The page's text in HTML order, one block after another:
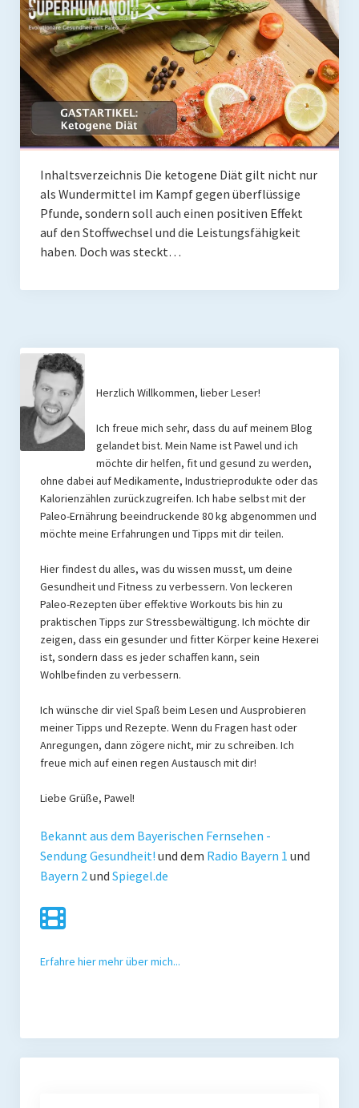
Inhaltsverzeichnis Die ketogene Diät gilt nicht nur
als Wundermittel im Kampf gegen überflüssige
Pfunde, sondern soll auch einen positiven Effekt
auf den Stoffwechsel und die Leistungsfähigkeit
haben. Doch was steckt…
Herzlich Willkommen, lieber Leser!
Ich freue mich sehr, dass du auf meinem Blog
gelandet bist. Mein Name ist Pawel und ich
möchte dir helfen, fit und gesund zu werden,
ohne dabei auf Medikamente, Industrieprodukte oder das
Kalorienzählen zurückzugreifen. Ich habe selbst mit der
Paleo-Ernährung beeindruckende 80 kg abgenommen und
möchte meine Erfahrungen und Tipps mit dir teilen.
Hier findest du alles, was du wissen musst, um deine
Gesundheit und Fitness zu verbessern. Von leckeren
Paleo-Rezepten über effektive Workouts bis hin zu
praktischen Tipps zur Stressbewältigung. Ich möchte dir
zeigen, dass ein gesunder und fitter Körper keine Hexerei
ist, sondern dass es jeder schaffen kann, sein
Wohlbefinden zu verbessern.
Ich wünsche dir viel Spaß beim Lesen und Ausprobieren
meiner Tipps und Rezepte. Wenn du Fragen hast oder
Anregungen, dann zögere nicht, mir zu schreiben. Ich
freue mich auf einen regen Austausch mit dir!
Liebe Grüße, Pawel!
Bekannt aus dem Bayerischen Fernsehen -
Sendung Gesundheit! und dem Radio Bayern 1 und
Bayern 2 und Spiegel.de
Erfahre hier mehr über mich...